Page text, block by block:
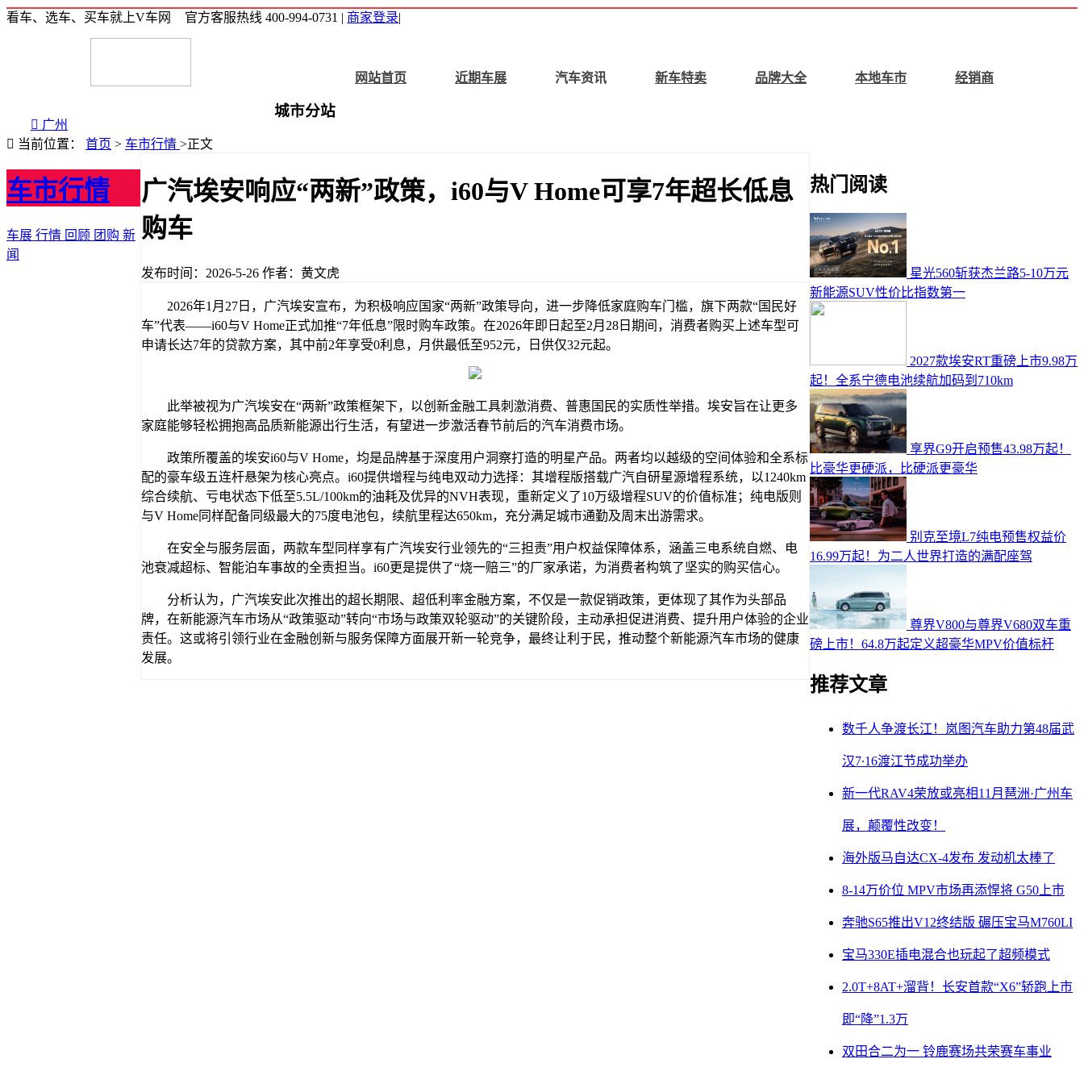
看车、选车、买车就上V车网 官方客服热线 400-994-0731 | 商家登录|
 广州
网站首页 近期车展 汽车资讯 新车特卖 品牌大全 本地车市 经销商
 当前位置： 首页 > 车市行情 >正文
车市行情
车展 行情 回顾 团购 新
闻
广汽埃安响应“两新”政策，i60与V Home可享7年超长低息
购车
发布时间：2026-5-26 作者：黄文虎
2026年1月27日，广汽埃安宣布，为积极响应国家“两新”政策导向，进一步降低家庭购车门槛，旗下两款“国民好
车”代表——i60与V Home正式加推“7年低息”限时购车政策。在2026年即日起至2月28日期间，消费者购买上述车型可
申请长达7年的贷款方案，其中前2年享受0利息，月供最低至952元，日供仅32元起。
此举被视为广汽埃安在“两新”政策框架下，以创新金融工具刺激消费、普惠国民的实质性举措。埃安旨在让更多
家庭能够轻松拥抱高品质新能源出行生活，有望进一步激活春节前后的汽车消费市场。
政策所覆盖的埃安i60与V Home，均是品牌基于深度用户洞察打造的明星产品。两者均以越级的空间体验和全系标
配的豪车级五连杆悬架为核心亮点。i60提供增程与纯电双动力选择：其增程版搭载广汽自研星源增程系统，以1240km
综合续航、亏电状态下低至5.5L/100km的油耗及优异的NVH表现，重新定义了10万级增程SUV的价值标准；纯电版则
与V Home同样配备同级最大的75度电池包，续航里程达650km，充分满足城市通勤及周末出游需求。
在安全与服务层面，两款车型同样享有广汽埃安行业领先的“三担责”用户权益保障体系，涵盖三电系统自燃、电
池衰减超标、智能泊车事故的全责担当。i60更是提供了“烧一赔三”的厂家承诺，为消费者构筑了坚实的购买信心。
分析认为，广汽埃安此次推出的超长期限、超低利率金融方案，不仅是一款促销政策，更体现了其作为头部品
牌，在新能源汽车市场从“政策驱动”转向“市场与政策双轮驱动”的关键阶段，主动承担促进消费、提升用户体验的企业
责任。这或将引领行业在金融创新与服务保障方面展开新一轮竞争，最终让利于民，推动整个新能源汽车市场的健康
发展。
热门阅读
星光560斩获杰兰路5-10万元
新能源SUV性价比指数第一
2027款埃安RT重磅上市9.98万
起！全系宁德电池续航加码到710km
享界G9开启预售43.98万起！
比豪华更硬派，比硬派更豪华
别克至境L7纯电预售权益价
16.99万起！为二人世界打造的满配座驾
尊界V800与尊界V680双车重
磅上市！64.8万起定义超豪华MPV价值标杆
推荐文章
数千人争渡长江！岚图汽车助力第48届武
汉7∙16渡江节成功举办
新一代RAV4荣放或亮相11月琶洲·广州车
展，颠覆性改变！
海外版马自达CX-4发布 发动机太棒了
8-14万价位 MPV市场再添悍将 G50上市
奔驰S65推出V12终结版 碾压宝马M760LI
宝马330E插电混合也玩起了超频模式
2.0T+8AT+溜背！长安首款“X6”轿跑上市
即“降”1.3万
双田合二为一 铃鹿赛场共荣赛车事业
城市分站